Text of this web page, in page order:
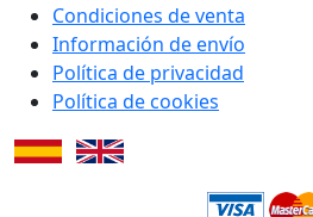
Condiciones de venta
Información de envío
Política de privacidad
Política de cookies